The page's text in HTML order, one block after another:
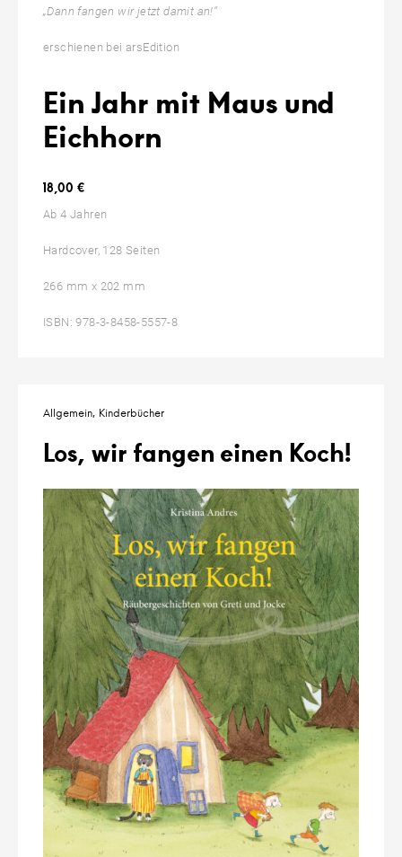
„Dann fangen wir jetzt damit an!“
erschienen bei arsEdition
Ein Jahr mit Maus und
Eichhorn
18,00 €
Ab 4 Jahren
Hardcover, 128 Seiten
266 mm x 202 mm
ISBN: 978-3-8458-5557-8
Allgemein Kinderbücher
Los, wir fangen einen Koch!